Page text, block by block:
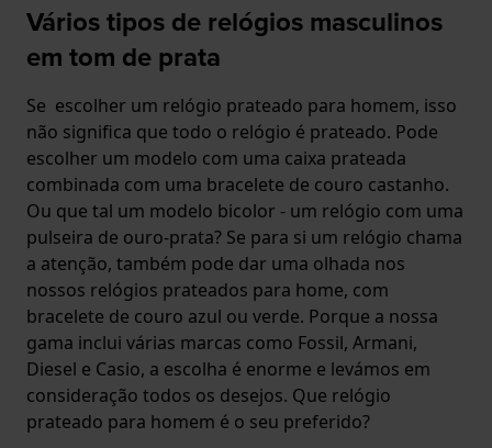
Vários tipos de relógios masculinos
em tom de prata
Se escolher um relógio prateado para homem, isso
não significa que todo o relógio é prateado. Pode
escolher um modelo com uma caixa prateada
combinada com uma bracelete de couro castanho.
Ou que tal um modelo bicolor - um relógio com uma
pulseira de ouro-prata? Se para si um relógio chama
a atenção, também pode dar uma olhada nos
nossos relógios prateados para home, com
bracelete de couro azul ou verde. Porque a nossa
gama inclui várias marcas como Fossil, Armani,
Diesel e Casio, a escolha é enorme e levámos em
consideração todos os desejos. Que relógio
prateado para homem é o seu preferido?